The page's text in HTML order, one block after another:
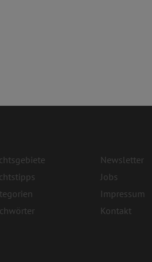
Newsletter
Jobs
Impressum
Kontakt